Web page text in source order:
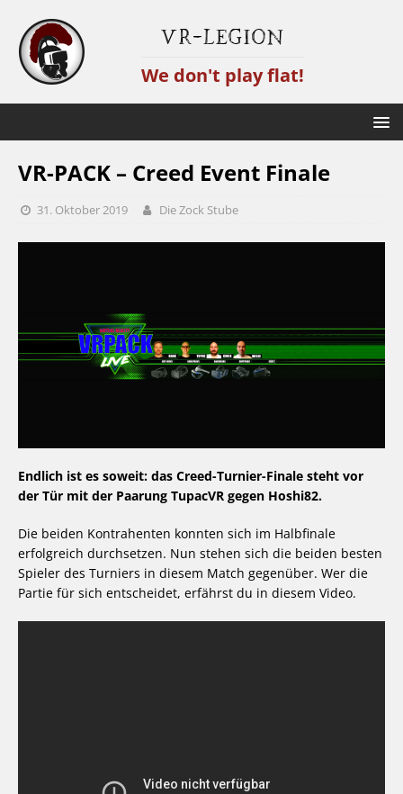
VR-Legion
We don't play flat!
VR-PACK – Creed Event Finale
31. Oktober 2019 Die Zock Stube
Endlich ist es soweit: das Creed-Turnier-Finale steht vor
der Tür mit der Paarung TupacVR gegen Hoshi82.
Die beiden Kontrahenten konnten sich im Halbfinale
erfolgreich durchsetzen. Nun stehen sich die beiden besten
Spieler des Turniers in diesem Match gegenüber. Wer die
Partie für sich entscheidet, erfährst du in diesem Video.